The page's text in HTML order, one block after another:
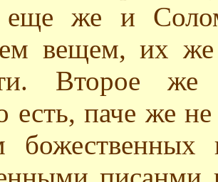
еще же и
вещем, их
Второе же
есть, паче же
божественных